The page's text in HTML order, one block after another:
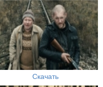
Скачать